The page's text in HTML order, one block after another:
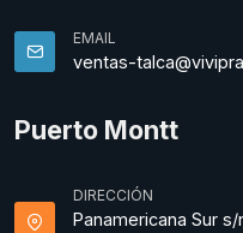
EMAIL
ventas-
Puerto Montt
DIRECCIÓN
Panamericana Sur